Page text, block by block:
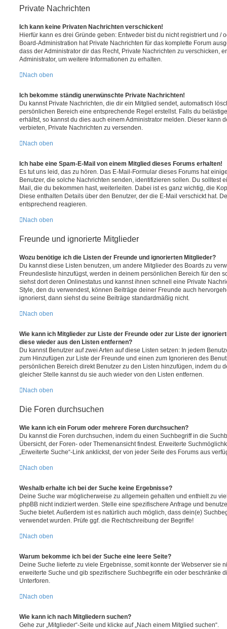
Private Nachrichten
Ich kann keine Privaten Nachrichten verschicken!
Hierfür kann es drei Gründe geben: Entweder bist du nicht registriert und /
Board-Administration hat Private Nachrichten für das komplette Forum
dass der Administrator dir das Recht, Private Nachrichten zu verschicken,
Administrator, um weitere Informationen zu erhalten.
Nach oben
Ich bekomme ständig unerwünschte Private Nachrichten!
Du kannst Private Nachrichten, die dir ein Mitglied sendet, automatisch
persönlichen Bereich eine entsprechende Regel erstellst. Falls du
erhältst, so kannst du dies auch einem Administrator melden. Dieser kann
verbieten, Private Nachrichten zu versenden.
Nach oben
Ich habe eine Spam-E-Mail von einem Mitglied dieses Forums erhalten!
Es tut uns leid, das zu hören. Das E-Mail-Formular dieses Forums hat
Benutzer, die solche Nachrichten senden, identifizieren sollen. Du solltest
Mail, die du bekommen hast, weiterleiten. Dabei ist es ganz wichtig, die
Diese enthalten Details über den Benutzer, der die E-Mail verschickt hat.
entsprechend reagieren.
Nach oben
Freunde und ignorierte Mitglieder
Wozu benötige ich die Listen der Freunde und ignorierten Mitglieder?
Du kannst diese Listen benutzen, um andere Mitglieder des Boards zu
Freundesliste hinzufügst, werden in deinem persönlichen Bereich für den
siehst dort deren Onlinestatus und kannst ihnen schnell eine Private
Style, den du verwendest, können Beiträge deiner Freunde auch
ignorierst, dann siehst du seine Beiträge standardmäßig nicht.
Nach oben
Wie kann ich Mitglieder zur Liste der Freunde oder zur Liste der
diese wieder aus den Listen entfernen?
Du kannst Benutzer auf zwei Arten auf diese Listen setzen: In jedem
zum Hinzufügen zur Liste der Freunde und einen zum Ignorieren des
persönlichen Bereich direkt Benutzer zu den Listen hinzufügen, indem du
gleicher Stelle kannst du sie auch wieder von den Listen entfernen.
Nach oben
Die Foren durchsuchen
Wie kann ich ein Forum oder mehrere Foren durchsuchen?
Du kannst die Foren durchsuchen, indem du einen Suchbegriff in die
Übersicht, der Foren- oder Themenansicht findest. Erweiterte
„Erweiterte Suche“-Link anklickst, der von jeder Seite des Forums aus
Nach oben
Weshalb erhalte ich bei der Suche keine Ergebnisse?
Deine Suche war möglicherweise zu allgemein gehalten und enthielt zu
phpBB nicht indiziert werden. Stelle eine spezifischere Anfrage und
Suche bietet. Außerdem ist es natürlich auch möglich, dass dein(e)
verwendet wurden. Prüfe ggf. die Rechtschreibung der Begriffe!
Nach oben
Warum bekomme ich bei der Suche eine leere Seite?
Deine Suche lieferte zu viele Ergebnisse, somit konnte der Webserver sie
erweiterte Suche und gib spezifischere Suchbegriffe ein oder beschränke
Unterforen.
Nach oben
Wie kann ich nach Mitgliedern suchen?
Gehe zur „Mitglieder“-Seite und klicke auf „Nach einem Mitglied suchen“.